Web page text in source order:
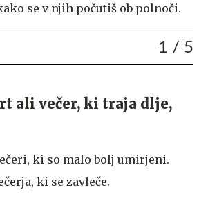
se v njih počutiš ob polnoči.
1 / 5
ali večer, ki traja dlje,
ki so malo bolj umirjeni.
ki se zavleče.